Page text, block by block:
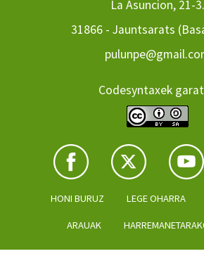
La Asuncion, 21-3.
31866 - Jauntsarats
Codesyntaxek
HONI BURUZ LEGE OHARRA
ARAUAK